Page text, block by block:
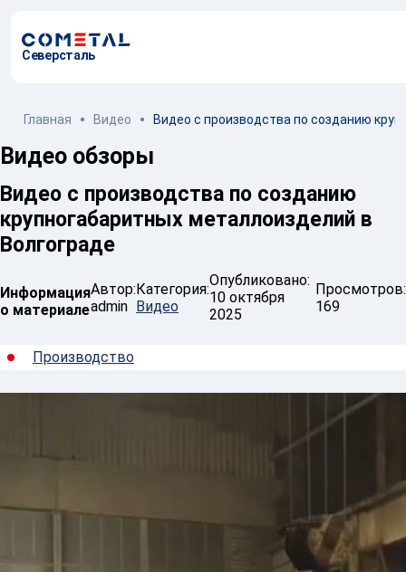
Я - Заказчик
Услуги
Механическая обработка металла
Производство металлоконструкций
Заготовительное производство металла
Производство и поставка метизов
Реализованные проекты
Северсталь
Главная Видео Видео с производства по созданию
Видео обзоры
Видео с производства по созданию
крупногабаритных металлоизделий в
Волгограде
Информация
о материале
Автор:
admin
Категория:
Видео
Опубликовано:
10 октября
2025
Просмотров:
169
Производство